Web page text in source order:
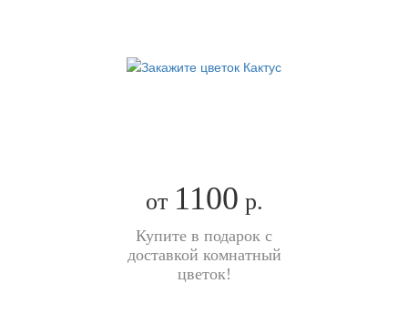
от 1100 р.
Купите в подарок с
доставкой комнатный
цветок!